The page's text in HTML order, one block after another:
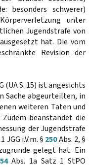
besonders schwerer)
unter
Jugendstrafe von
hat. Die vom
Revision der
(UA S. 15) ist angesichts
Sache abgeurteilten, in
weiteren Taten und
beanstandet die
der Jugendstrafe
JGG i.V.m. § 250Abs. 2, §
gelegt hat. Ein
Abs. 1a Satz 1 StPO